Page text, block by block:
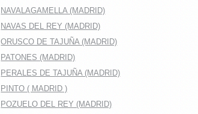
NAVALAGAMELLA (MADRID)
NAVAS DEL REY (MADRID)
ORUSCO DE TAJUÑA (MADRID)
PATONES (MADRID)
PERALES DE TAJUÑA (MADRID)
PINTO ( MADRID )
POZUELO DEL REY (MADRID)